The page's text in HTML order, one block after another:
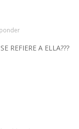
REFIERE A ELLA???